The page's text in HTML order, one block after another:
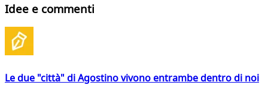
Idee e commenti
Le due "città" di Agostino vivono entrambe dentro di noi